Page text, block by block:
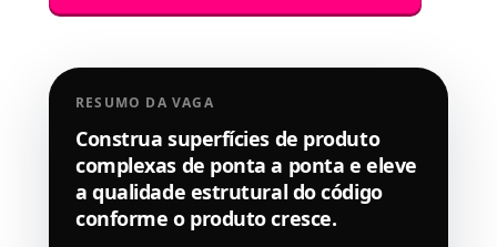
RESUMO DA VAGA
Construa superfícies de produto
complexas de ponta a ponta e eleve
a qualidade estrutural do código
conforme o produto cresce.